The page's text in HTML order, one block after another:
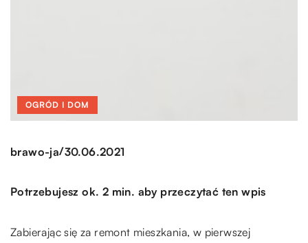
OGRÓD I DOM
brawo-ja/30.06.2021
Potrzebujesz ok. 2 min. aby przeczytać ten wpis
Zabierając się za remont mieszkania, w pierwszej